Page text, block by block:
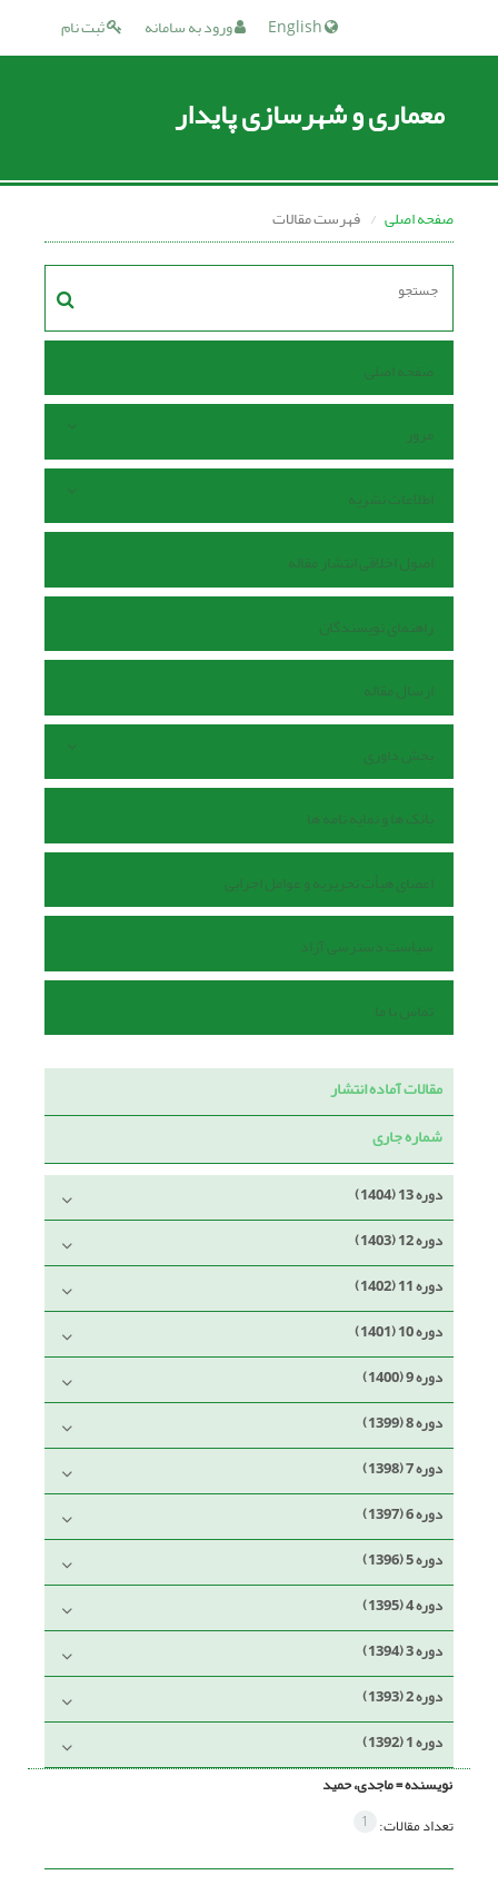
ثبت نام ورود به سامانه
معماری و شهرسازی پایدار
صفحه اصلی فهرست مقالات
صفحه اصلی
مرور
اطلاعات نشریه
اصول اخلاقی انتشار مقاله
راهنمای نویسندگان
ارسال مقاله
بخش داوری
بانک ها و نمایه نامه ها
اعضای هیأت تحریریه و عوامل اجرایی
سیاست دسترسی آزاد
تماس با ما
مقالات آماده انتشار
شماره جاری
دوره 13 (1404)
دوره 12 (1403)
دوره 11 (1402)
دوره 10 (1401)
دوره 9 (1400)
دوره 8 (1399)
دوره 7 (1398)
دوره 6 (1397)
دوره 5 (1396)
دوره 4 (1395)
دوره 3 (1394)
دوره 2 (1393)
دوره 1 (1392)
نویسنده =ماجدی، حمید
تعداد مقالات: 1